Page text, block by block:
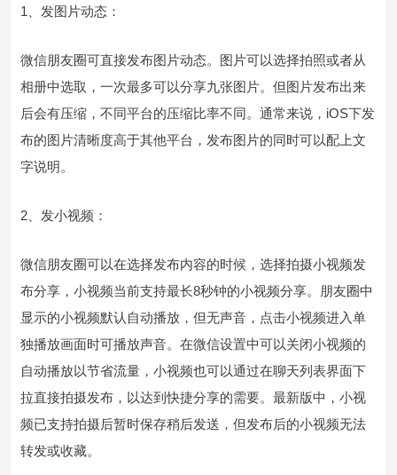
1、发图片动态：
微信朋友圈可直接发布图片动态。图片可以选择拍照或者从
相册中选取，一次最多可以分享九张图片。但图片发布出来
后会有压缩，不同平台的压缩比率不同。通常来说，iOS下发
布的图片清晰度高于其他平台，发布图片的同时可以配上文
字说明。
2、发小视频：
微信朋友圈可以在选择发布内容的时候，选择拍摄小视频发
布分享，小视频当前支持最长8秒钟的小视频分享。朋友圈中
显示的小视频默认自动播放，但无声音，点击小视频进入单
独播放画面时可播放声音。在微信设置中可以关闭小视频的
自动播放以节省流量，小视频也可以通过在聊天列表界面下
拉直接拍摄发布，以达到快捷分享的需要。最新版中，小视
频已支持拍摄后暂时保存稍后发送，但发布后的小视频无法
转发或收藏。